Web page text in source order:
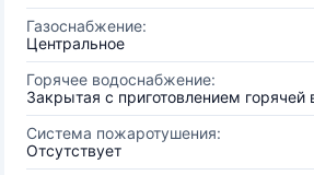
Газоснабжение:
Центральное
Горячее водоснабжение:
Закрытая с приготовлением
Система пожаротушения:
Отсутствует